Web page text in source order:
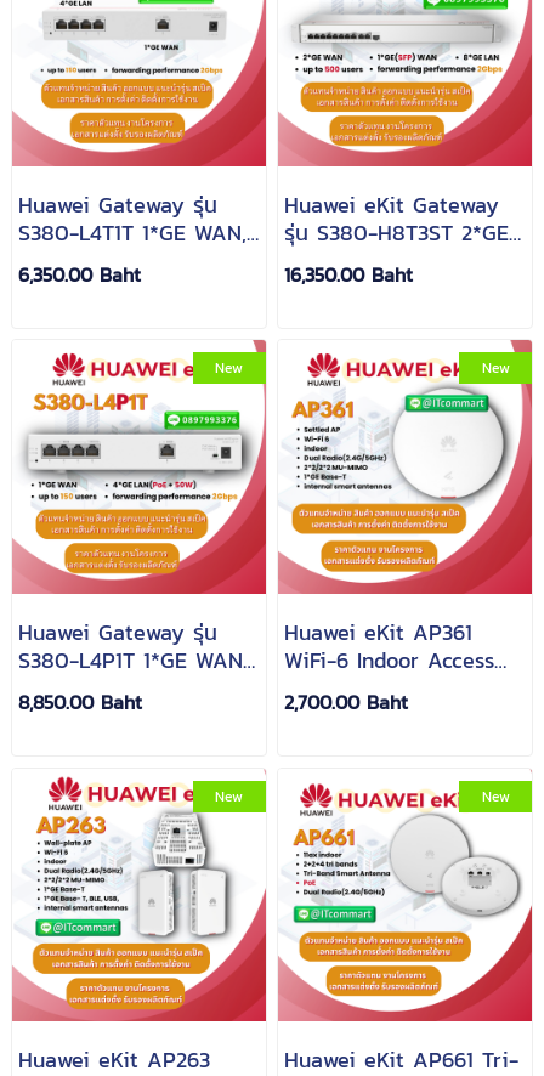
Huawei Gateway รุ่น
S380-L4T1T 1*GE WAN,
4*GE LAN Multi Service
6,350.00 Baht
Huawei eKit Gateway
รุ่น S380-H8T3ST 2*GE
WAN, 1*GE(SFP) WAN,
8*GE LAN
16,350.00 Baht
New
Huawei Gateway รุ่น
S380-L4P1T 1*GE WAN,
4*GE LAN PoE+, 50Watt
8,850.00 Baht
New
Huawei eKit AP361
WiFi-6 Indoor Access
Point
2,700.00 Baht
New
Huawei eKit AP263
New
Huawei eKit AP661 Tri-